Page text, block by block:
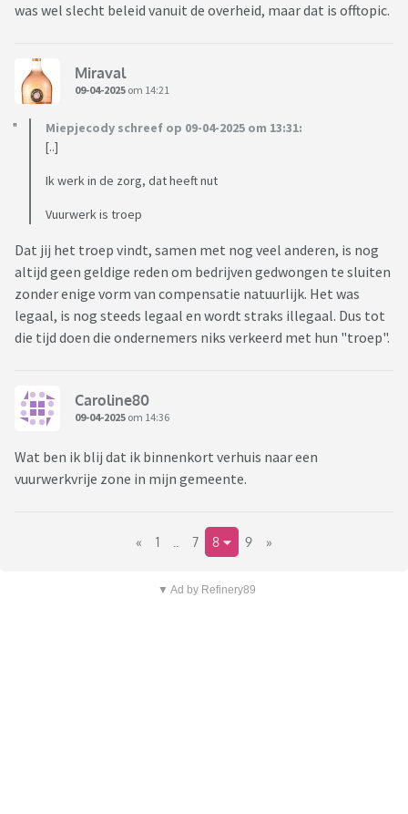
was wel slecht beleid vanuit de overheid, maar dat is offtopic.
Miraval
09-04-2025 om 14:21
Miepjecody schreef op 09-04-2025 om 13:31:
[..]
Ik werk in de zorg, dat heeft nut
Vuurwerk is troep
Dat jij het troep vindt, samen met nog veel anderen, is nog
altijd geen geldige reden om bedrijven gedwongen te sluiten
zonder enige vorm van compensatie natuurlijk. Het was
legaal, is nog steeds legaal en wordt straks illegaal. Dus tot
die tijd doen die ondernemers niks verkeerd met hun "troep".
Caroline80
09-04-2025 om 14:36
Wat ben ik blij dat ik binnenkort verhuis naar een
vuurwerkvrije zone in mijn gemeente.
« 1 7 8 9 »
▼ Ad by Refinery89